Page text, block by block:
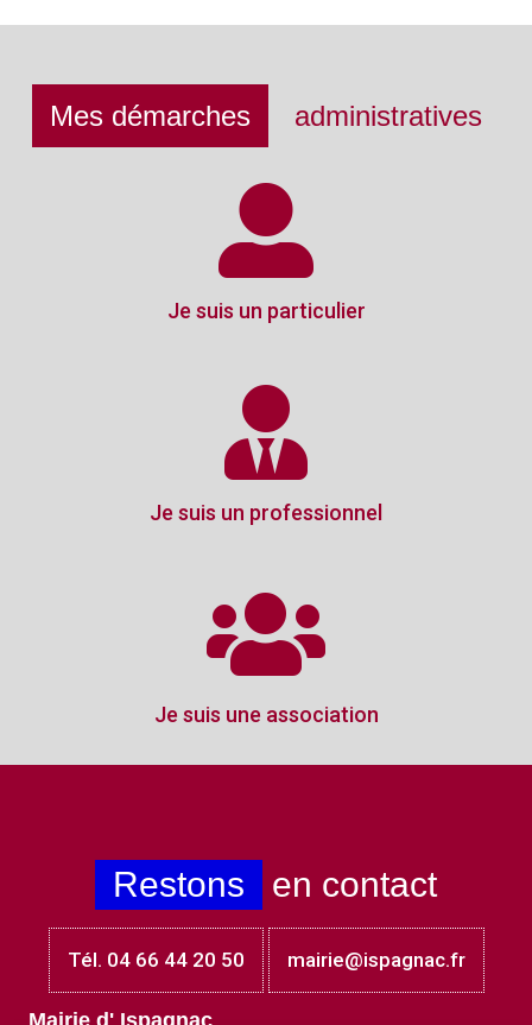
Mes démarches administratives
Je suis un particulier
Je suis un professionnel
Je suis une association
Restons en contact
Tél. 04 66 44 20 50 mairie@ispagnac.fr
Mairie d' Ispagnac